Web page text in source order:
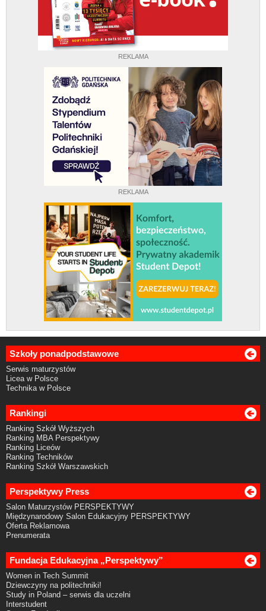
REKLAMA
REKLAMA
Szkoły ponadpodstawowe
Serwis maturzystów
Licea w Polsce
Technika w Polsce
Rankingi
Ranking Szkół Wyższych
Ranking MBA Perspektywy
Ranking Liceów
Ranking Techników
Ranking Szkół Warszawskich
Perspektywy Press
Salon Maturzystów PERSPEKTYWY
Międzynarodowy Salon Edukacyjny PERSPEKTYWY
Oferta Reklamowa
Prenumerata
Fundacja Edukacyjna „Perspektywy”
Women in Tech Summit
Dziewczyny na politechniki!
Study in Poland – serwis dla uczelni
Interstudent